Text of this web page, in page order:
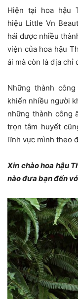
Hiện tại hoa hậu
hiệu Little Vn
hái được nhiều
viện của hoa hậu
ái mà còn là địa chỉ
Những thành
khiến nhiều người
những thành công
trọn tâm huyết
lĩnh vực mình theo
Xin chào hoa hậu
nào đưa bạn đến